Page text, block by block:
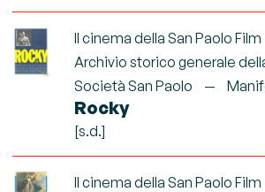
Il cinema della San Paolo Film
Archivio storico generale
Società San Paolo
Rocky
[s.d.]
Il cinema della San Paolo Film